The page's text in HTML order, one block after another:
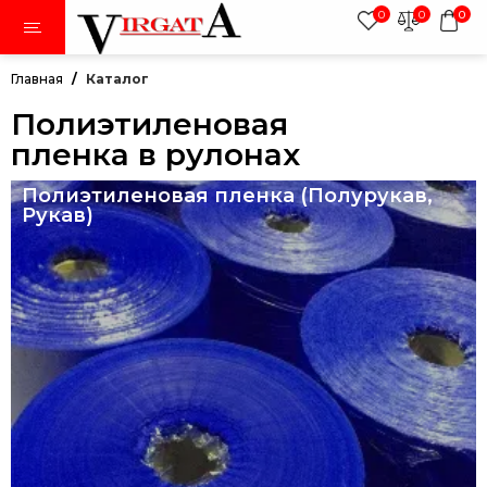
0 0 0
пленка в
Главная Каталог
Полиэтиленовая
пленка в рулонах
Полиэтиленовая пленка (Полурукав,
Рукав)